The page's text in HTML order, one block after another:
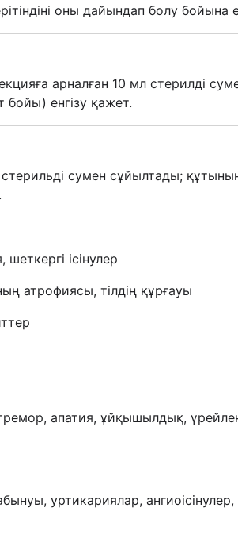
оны дайындап болу бойына
арналған 10 мл стерилді
енгізу қажет.
сумен сұйылтады; құтының
ісінулер
атрофиясы, тілдің құрғауы
апатия, ұйқышылдық,
уртикариялар, ангиоісінулер,